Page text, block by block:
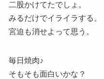
二股かけてたでしょ。
みるだけでイライラする。
宮迫も消せよって思う。
毎日焼肉♪
そもそも面白いかな？